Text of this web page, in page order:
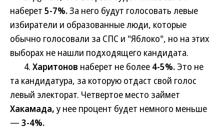
наберет 5-7%.За него будут голосовать левые
избиратели и образованные люди, которые
обычно голосовали за СПС и "Яблоко", но на этих
выборах не нашли подходящего кандидата.
4. Харитонов наберет не более 4-5%. Это не
та кандидатура, за которую отдаст свой голос
левый электорат. Четвертое место займет
Хакамада, у нее процент будет немного меньше
— 3-4%.